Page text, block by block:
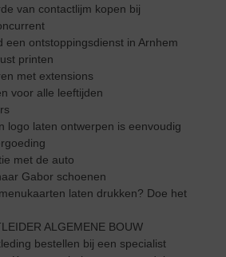
van contactlijm kopen bij
een ontstoppingsdienst in Arnhem
printen
met extensions
voor alle leeftijden
logo laten ontwerpen is eenvoudig
met de auto
Gabor schoenen
laten drukken? Doe het
ALGEMENE BOUW
bestellen bij een specialist